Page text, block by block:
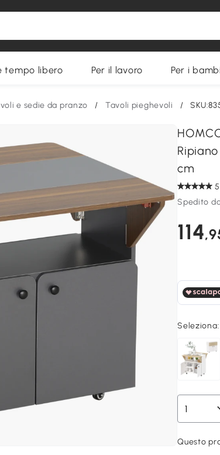
tempo libero Per il lavoro Per i
e sedie da pranzo / Tavoli pieghevoli /
cm
5
Spedito
114
Seleziona:
Questo